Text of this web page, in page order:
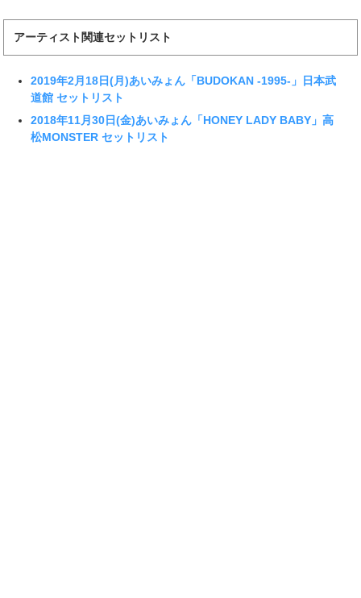
アーティスト関連セットリスト
2019年2月18日(月)あいみょん「BUDOKAN -1995-」日本武
道館 セットリスト
2018年11月30日(金)あいみょん「HONEY LADY BABY」高
松MONSTER セットリスト